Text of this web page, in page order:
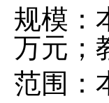
规模：
万元；
范围：